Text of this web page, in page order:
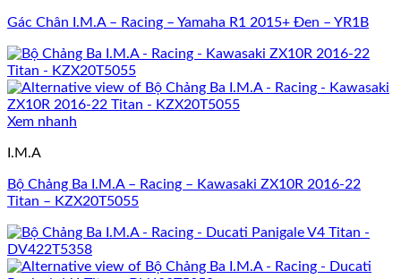
Gác Chân I.M.A – Racing – Yamaha R1 2015+ Đen – YR1B
Xem nhanh
I.M.A
Bộ Chảng Ba I.M.A – Racing – Kawasaki ZX10R 2016-22
Titan – KZX20T5055